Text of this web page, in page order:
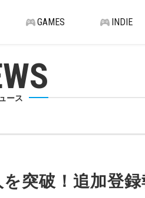
GAMES INDIE
ース
突破！追加登録